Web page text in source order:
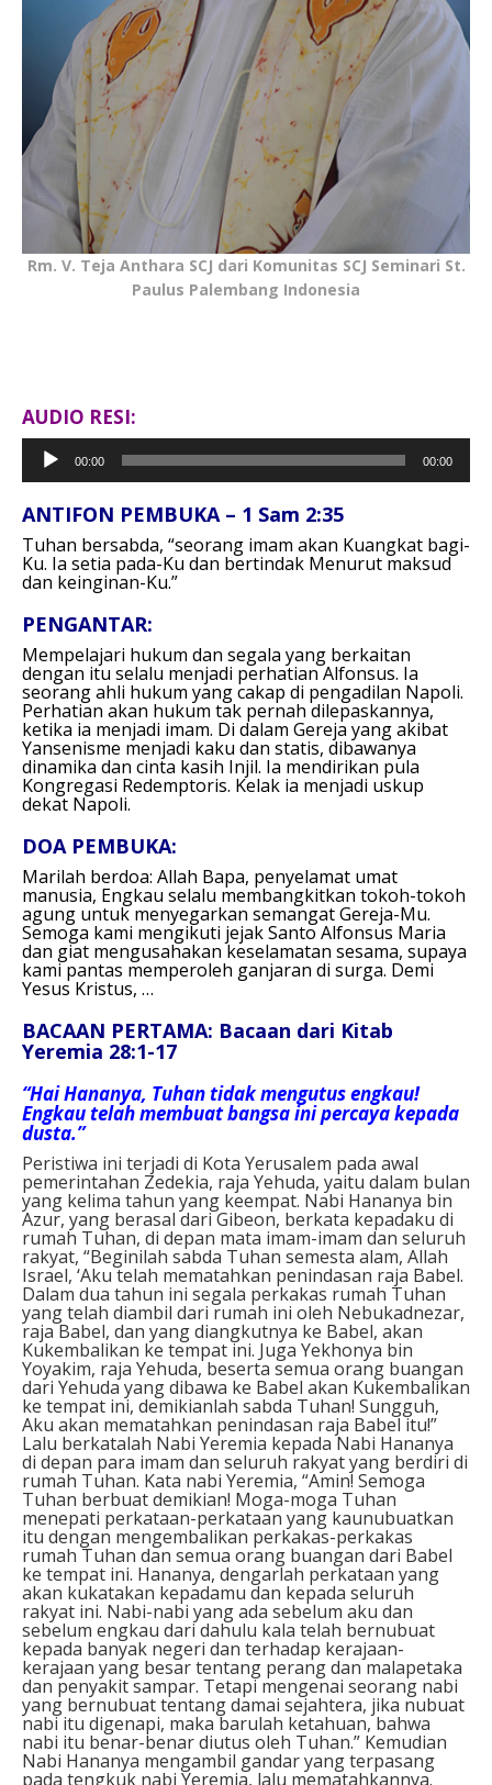
Rm. V. Teja Anthara SCJ dari Komunitas SCJ Seminari St.
Paulus Palembang Indonesia
AUDIO RESI:
Pemutar
Audio
00:00 00:00
ANTIFON PEMBUKA – 1 Sam 2:35
Tuhan bersabda, “seorang imam akan Kuangkat bagi-
Ku. Ia setia pada-Ku dan bertindak Menurut maksud
dan keinginan-Ku.”
PENGANTAR:
Mempelajari hukum dan segala yang berkaitan
dengan itu selalu menjadi perhatian Alfonsus. Ia
seorang ahli hukum yang cakap di pengadilan Napoli.
Perhatian akan hukum tak pernah dilepaskannya,
ketika ia menjadi imam. Di dalam Gereja yang akibat
Yansenisme menjadi kaku dan statis, dibawanya
dinamika dan cinta kasih Injil. Ia mendirikan pula
Kongregasi Redemptoris. Kelak ia menjadi uskup
dekat Napoli.
DOA PEMBUKA:
Marilah berdoa: Allah Bapa, penyelamat umat
manusia, Engkau selalu membangkitkan tokoh-tokoh
agung untuk menyegarkan semangat Gereja-Mu.
Semoga kami mengikuti jejak Santo Alfonsus Maria
dan giat mengusahakan keselamatan sesama, supaya
kami pantas memperoleh ganjaran di surga. Demi
Yesus Kristus, …
BACAAN PERTAMA: Bacaan dari Kitab
Yeremia 28:1-17
“Hai Hananya, Tuhan tidak mengutus engkau!
Engkau telah membuat bangsa ini percaya kepada
dusta.”
Peristiwa ini terjadi di Kota Yerusalem pada awal
pemerintahan Zedekia, raja Yehuda, yaitu dalam bulan
yang kelima tahun yang keempat. Nabi Hananya bin
Azur, yang berasal dari Gibeon, berkata kepadaku di
rumah Tuhan, di depan mata imam-imam dan seluruh
rakyat, “Beginilah sabda Tuhan semesta alam, Allah
Israel, ‘Aku telah mematahkan penindasan raja Babel.
Dalam dua tahun ini segala perkakas rumah Tuhan
yang telah diambil dari rumah ini oleh Nebukadnezar,
raja Babel, dan yang diangkutnya ke Babel, akan
Kukembalikan ke tempat ini. Juga Yekhonya bin
Yoyakim, raja Yehuda, beserta semua orang buangan
dari Yehuda yang dibawa ke Babel akan Kukembalikan
ke tempat ini, demikianlah sabda Tuhan! Sungguh,
Aku akan mematahkan penindasan raja Babel itu!”
Lalu berkatalah Nabi Yeremia kepada Nabi Hananya
di depan para imam dan seluruh rakyat yang berdiri di
rumah Tuhan. Kata nabi Yeremia, “Amin! Semoga
Tuhan berbuat demikian! Moga-moga Tuhan
menepati perkataan-perkataan yang kaunubuatkan
itu dengan mengembalikan perkakas-perkakas
rumah Tuhan dan semua orang buangan dari Babel
ke tempat ini. Hananya, dengarlah perkataan yang
akan kukatakan kepadamu dan kepada seluruh
rakyat ini. Nabi-nabi yang ada sebelum aku dan
sebelum engkau dari dahulu kala telah bernubuat
kepada banyak negeri dan terhadap kerajaan-
kerajaan yang besar tentang perang dan malapetaka
dan penyakit sampar. Tetapi mengenai seorang nabi
yang bernubuat tentang damai sejahtera, jika nubuat
nabi itu digenapi, maka barulah ketahuan, bahwa
nabi itu benar-benar diutus oleh Tuhan.” Kemudian
Nabi Hananya mengambil gandar yang terpasang
pada tengkuk nabi Yeremia, lalu mematahkannya.